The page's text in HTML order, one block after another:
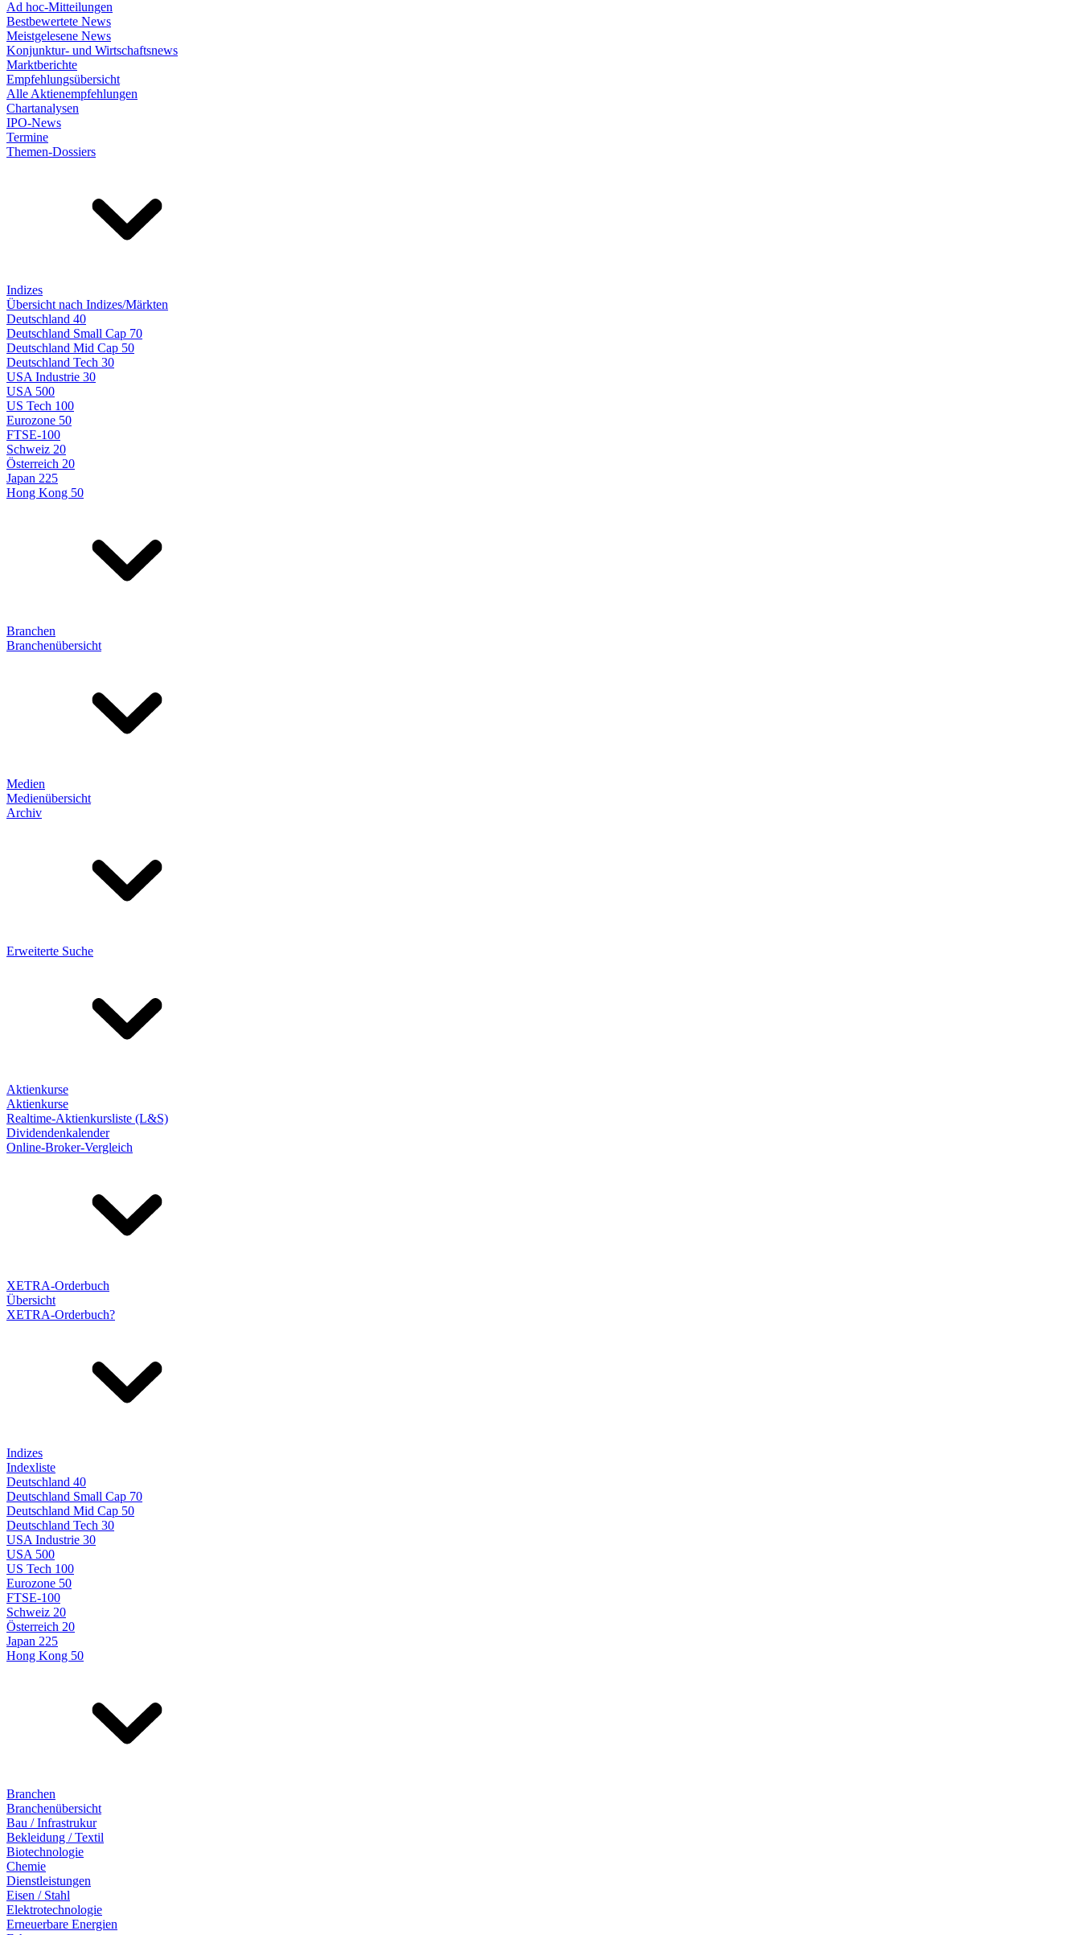
Ad hoc-Mitteilungen
Bestbewertete News
Meistgelesene News
Konjunktur- und Wirtschaftsnews
Marktberichte
Empfehlungsübersicht
Alle Aktienempfehlungen
Chartanalysen
IPO-News
Termine
Themen-Dossiers
Indizes
Übersicht nach Indizes/Märkten
Deutschland 40
Deutschland Small Cap 70
Deutschland Mid Cap 50
Deutschland Tech 30
USA Industrie 30
USA 500
US Tech 100
Eurozone 50
FTSE-100
Schweiz 20
Österreich 20
Japan 225
Hong Kong 50
Branchen
Branchenübersicht
Medien
Medienübersicht
Archiv
Erweiterte Suche
Aktienkurse
Aktienkurse
Realtime-Aktienkursliste (L&S)
Dividendenkalender
Online-Broker-Vergleich
XETRA-Orderbuch
Übersicht
XETRA-Orderbuch?
Indizes
Indexliste
Deutschland 40
Deutschland Small Cap 70
Deutschland Mid Cap 50
Deutschland Tech 30
USA Industrie 30
USA 500
US Tech 100
Eurozone 50
FTSE-100
Schweiz 20
Österreich 20
Japan 225
Hong Kong 50
Branchen
Branchenübersicht
Bau / Infrastrukur
Bekleidung / Textil
Biotechnologie
Chemie
Dienstleistungen
Eisen / Stahl
Elektrotechnologie
Erneuerbare Energien